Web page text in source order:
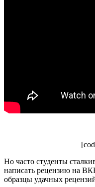
Но часто студенты
написать рецензию на
образцы удачных